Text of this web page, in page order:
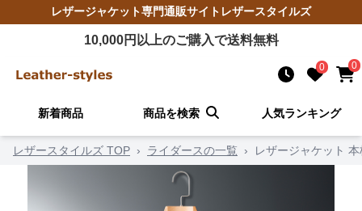
レザージャケット専門通販サイト レザースタイルズ
10,000円以上のご購入で送料無料
0 0
新着商品 商品を検索 人気ランキング
レザースタイルズ TOP › ライダースの一覧 › レザージャケット